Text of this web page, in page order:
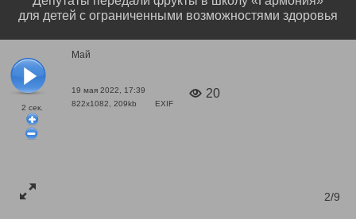
2 сек.
Май
19 мая 2022, 17:39
822x1082, 209kb
EXIF
20
2/9
для детей с ограниченными возможностями здоровья